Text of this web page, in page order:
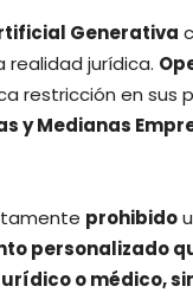
Generativa
jurídica.
restricción en sus
y Medianas
prohibido
personalizado
o médico,